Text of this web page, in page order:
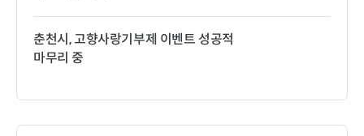
춘천시, 고향사랑기부제 이벤트 성공적
마무리 중